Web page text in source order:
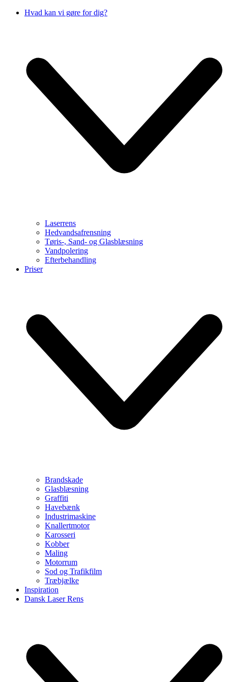
Hvad kan vi gøre for dig?
Laserrens
Hedvandsafrensning
Tøris-, Sand- og Glasblæsning
Vandpolering
Efterbehandling
Priser
Brandskade
Glasblæsning
Graffiti
Havebænk
Industrimaskine
Knallertmotor
Karosseri
Kobber
Maling
Motorrum
Sod og Trafikfilm
Træbjælke
Inspiration
Dansk Laser Rens